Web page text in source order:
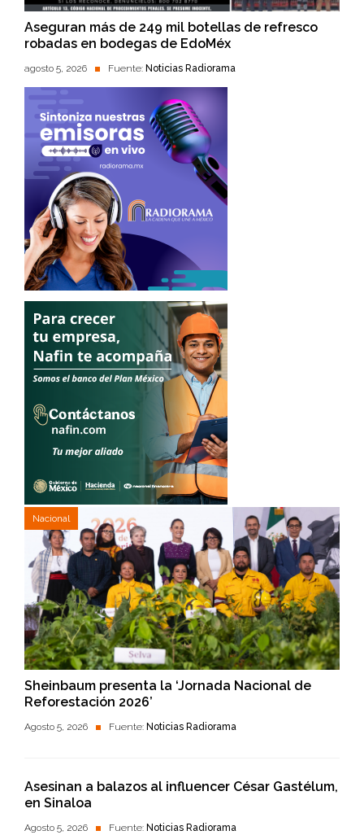
Aseguran más de 249 mil botellas de refresco
robadas en bodegas de EdoMéx
agosto 5, 2026 Fuente: Noticias Radiorama
Nacional
Sheinbaum presenta la ‘Jornada Nacional de
Reforestación 2026’
Agosto 5, 2026 Fuente: Noticias Radiorama
Asesinan a balazos al influencer César Gastélum,
en Sinaloa
Agosto 5, 2026 Fuente: Noticias Radiorama